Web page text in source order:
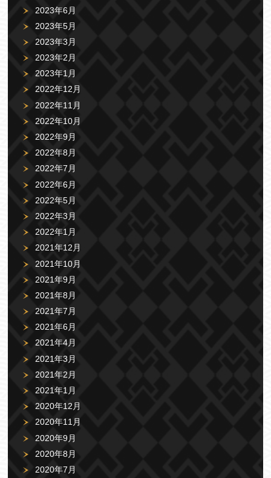
2023年6月
2023年5月
2023年3月
2023年2月
2023年1月
2022年12月
2022年11月
2022年10月
2022年9月
2022年8月
2022年7月
2022年6月
2022年5月
2022年3月
2022年1月
2021年12月
2021年10月
2021年9月
2021年8月
2021年7月
2021年6月
2021年4月
2021年3月
2021年2月
2021年1月
2020年12月
2020年11月
2020年9月
2020年8月
2020年7月